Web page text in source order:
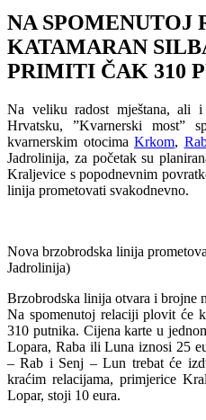
NA SPOMENUTOJ
KATAMARAN
PRIMITI ČAK 310
Na veliku radost mještana, ali
Hrvatsku, ”Kvarnerski most”
kvarnerskim otocima Krkom,
Jadrolinija, za početak su
Kraljevice s popodnevnim
linija prometovati svakodnevno.
Nova brzobrodska linija
Jadrolinija)
Brzobrodska linija otvara i brojne
Na spomenutoj relaciji plovit će
310 putnika. Cijena karte u
Lopara, Raba ili Luna iznosi 25
– Rab i Senj – Lun trebat će
kraćim relacijama, primjerice
Lopar, stoji 10 eura.